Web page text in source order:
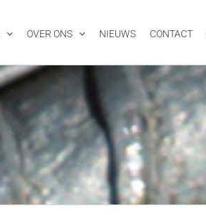
OVER ONS NIEUWS CONTACT